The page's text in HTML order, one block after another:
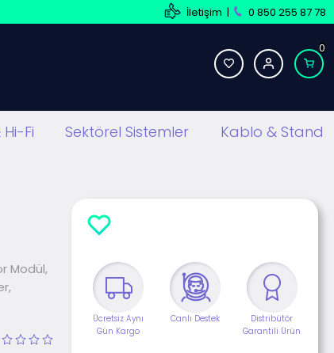
İletişim | 0 850 255 87 78
0
Fi Sektörel Sistemler Kablo & Stand
Modül,
Ücretsiz Aynı
Gün Kargo
Canlı Destek
Distribütör
Garantili Ürün